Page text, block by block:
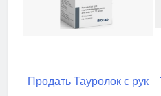
Продать Тауролок с рук